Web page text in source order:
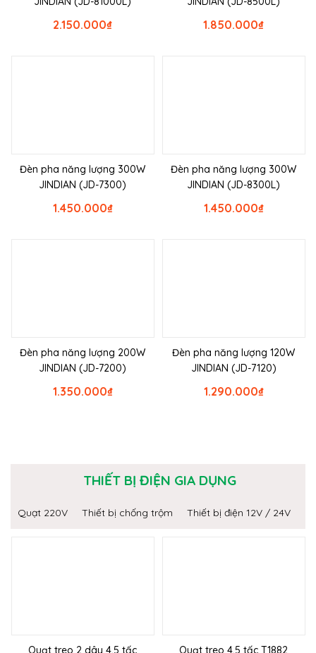
₫
2.150.000 ₫
1.850.000
Đèn pha năng lượng 300W
JINDIAN (JD-7300)
₫
1.450.000
Đèn pha năng lượng 300W
JINDIAN (JD-8300L)
₫
1.450.000
Đèn pha năng lượng 200W
JINDIAN (JD-7200)
₫
1.350.000
Đèn pha năng lượng 120W
JINDIAN (JD-7120)
₫
1.290.000
THIẾT BỊ ĐIỆN GIA DỤNG
Quạt 220V Thiết bị chống trộm Thiết bị điện 12V / 24V
Quạt treo 2 dây 4.5 tấc
Quạt treo 4.5 tấc T1882